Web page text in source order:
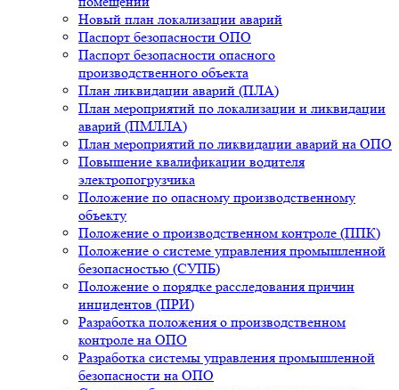
Новый план локализации аварий
Паспорт безопасности ОПО
Паспорт безопасности опасного
производственного объекта
План ликвидации аварий (ПЛА)
План мероприятий по локализации и ликвидации
аварий (ПМЛЛА)
План мероприятий по ликвидации аварий на ОПО
Повышение квалификации водителя
электропогрузчика
Положение по опасному производственному
объекту
Положение о производственном контроле (ППК)
Положение о системе управления промышленной
безопасностью (СУПБ)
Положение о порядке расследования причин
инцидентов (ПРИ)
Разработка положения о производственном
контроле на ОПО
Разработка системы управления промышленной
безопасности на ОПО